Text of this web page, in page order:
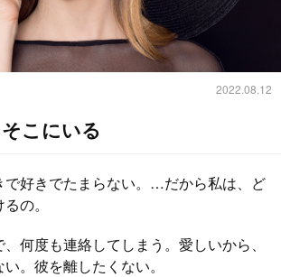
2022.08.12
こにいる
で好きでたまらない。…だから私は、ど
の。
何度も連絡してしまう。愛しいから、
。彼を離したくない。